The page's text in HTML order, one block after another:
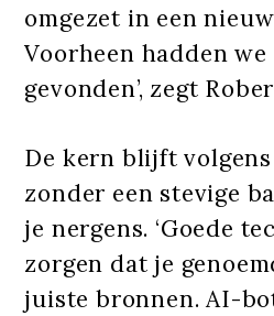
omgezet in een
Voorheen hadden
gevonden’, zegt
De kern blijft
zonder een stevige
je nergens. ‘Goede
zorgen dat je
juiste bronnen. AI-